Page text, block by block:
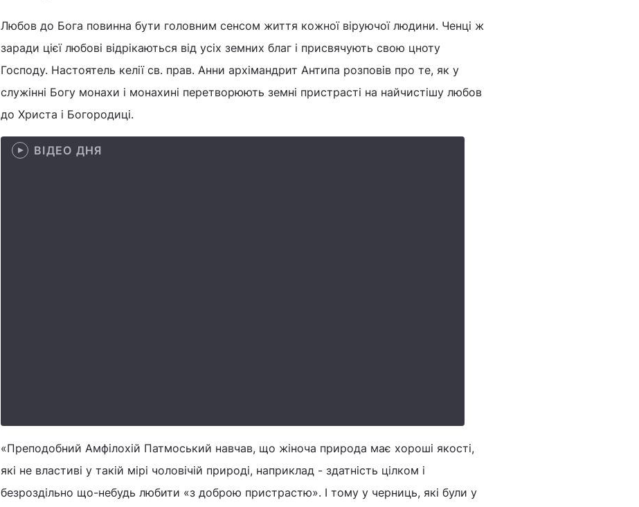
Любов до Бога повинна бути головним сенсом життя кожної віруючої людини. Ченці ж
заради цієї любові відрікаються від усіх земних благ і присвячують свою цноту
Господу. Настоятель келії св. прав. Анни архімандрит Антипа розповів про те, як у
служінні Богу монахи і монахині перетворюють земні пристрасті на найчистішу любов
до Христа і Богородиці.
ВІДЕО ДНЯ
«Преподобний Амфілохій Патмоський навчав, що жіноча природа має хороші якості,
які не властиві у такій мірі чоловічій природі, наприклад - здатність цілком і
безроздільно що-небудь любити «з доброю пристрастю». І тому у черниць, які були у